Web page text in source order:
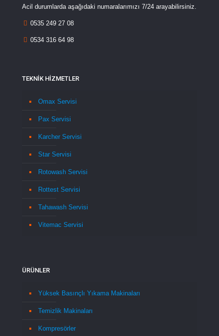
Acil durumlarda aşağıdaki numaralarımızı 7/24 arayabilirsiniz.
0535 249 27 08
0534 316 64 98
TEKNİK HİZMETLER
Omax Servisi
Pax Servisi
Karcher Servisi
Star Servisi
Rotowash Servisi
Rottest Servisi
Tahawash Servisi
Vitemac Servisi
ÜRÜNLER
Yüksek Basınçlı Yıkama Makinaları
Temizlik Makinaları
Kompresörler